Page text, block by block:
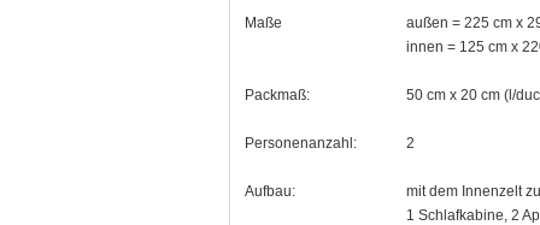
Maße
außen = 225 cm x
innen = 125 cm x
Packmaß: 50 cm x 20 cm (l/
Personenanzahl: 2
Aufbau:
mit dem Innenzelt
1 Schlafkabine, 2